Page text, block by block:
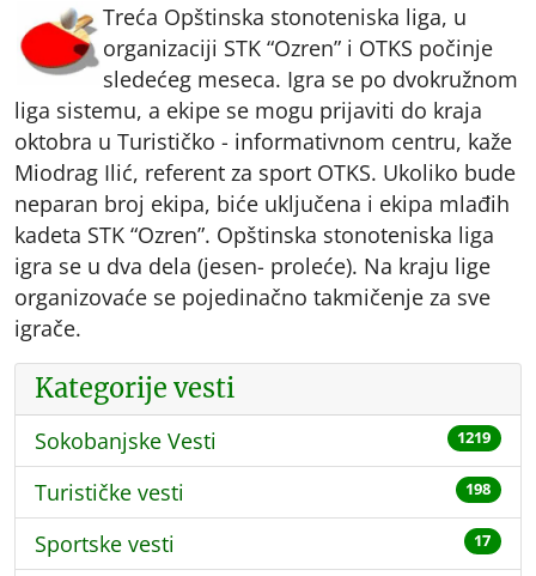
Treća Opštinska stonoteniska liga, u
organizaciji STK “Ozren” i OTKS počinje
sledećeg meseca. Igra se po dvokružnom
liga sistemu, a ekipe se mogu prijaviti do kraja
oktobra u Turističko - informativnom centru, kaže
Miodrag Ilić, referent za sport OTKS. Ukoliko bude
neparan broj ekipa, biće uključena i ekipa mlađih
kadeta STK “Ozren”. Opštinska stonoteniska liga
igra se u dva dela (jesen- proleće). Na kraju lige
organizovaće se pojedinačno takmičenje za sve
igrače.
Kategorije vesti
Sokobanjske Vesti 1219
Turističke vesti 198
Sportske vesti 17